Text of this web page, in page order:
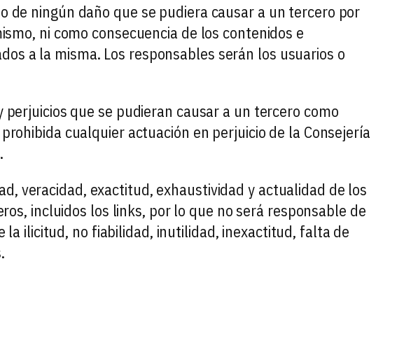
de ningún daño que se pudiera causar a un tercero por
ni como consecuencia de los contenidos e
a la misma. Los responsables serán los usuarios o
que se pudieran causar a un tercero como
cualquier actuación en perjuicio de la Consejería
veracidad, exactitud, exhaustividad y actualidad de los
incluidos los links, por lo que no será responsable de
la ilicitud, no fiabilidad, inutilidad, inexactitud, falta de